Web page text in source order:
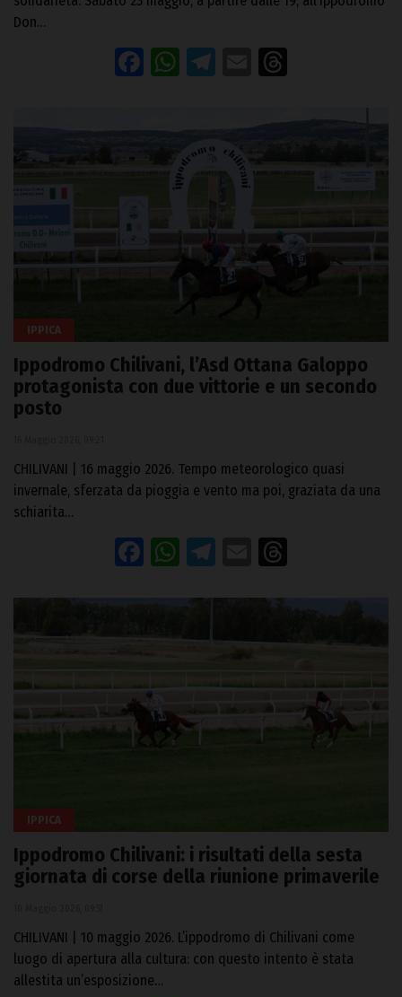
Don…
Facebook
WhatsApp
Telegram
Email
IPPICA
Ippodromo Chilivani, l’Asd Ottana Galoppo
protagonista con due vittorie e un secondo
posto
CHILIVANI | 16 maggio 2026. Tempo meteorologico quasi
invernale, sferzata da pioggia e vento ma poi, graziata da una
schiarita…
Facebook
WhatsApp
Telegram
Email
IPPICA
Ippodromo Chilivani: i risultati della sesta
giornata di corse della riunione primaverile
CHILIVANI | 10 maggio 2026. L’ippodromo di Chilivani come
luogo di apertura alla cultura: con questo intento è stata
allestita un’esposizione…